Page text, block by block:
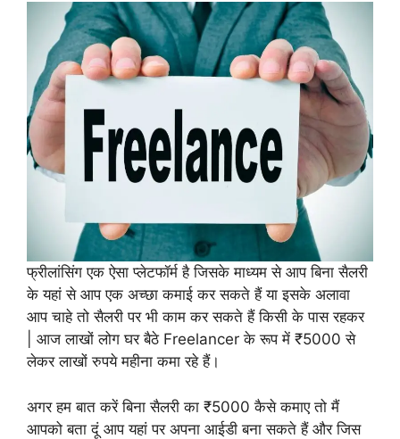
फ्रीलांसिंग एक ऐसा प्लेटफॉर्म है जिसके माध्यम से आप बिना सैलरी
के यहां से आप एक अच्छा कमाई कर सकते हैं या इसके अलावा
आप चाहे तो सैलरी पर भी काम कर सकते हैं किसी के पास रहकर
| आज लाखों लोग घर बैठे Freelancer के रूप में ₹5000 से
लेकर लाखों रुपये महीना कमा रहे हैं।
अगर हम बात करें बिना सैलरी का ₹5000 कैसे कमाए तो मैं
आपको बता दूं आप यहां पर अपना आईडी बना सकते हैं और जिस